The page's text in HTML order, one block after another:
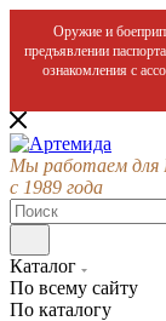
Оружие и
предъявлении
ознакомления с
Мы работаем для
с 1989 года
Каталог
По всему сайту
По каталогу